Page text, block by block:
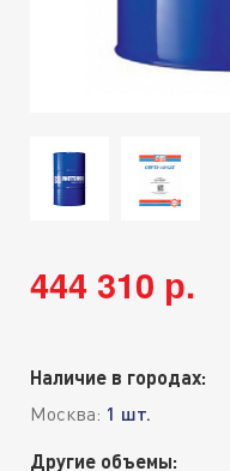
444 310 р.
Наличие в городах:
Москва: 1 шт.
Другие объемы: